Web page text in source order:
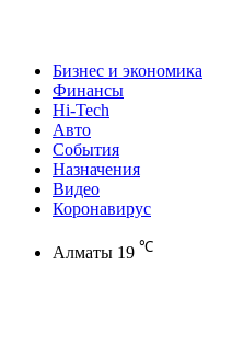
Бизнес и экономика
Финансы
Hi-Tech
Авто
События
Назначения
Видео
Коронавирус
Алматы 19 ℃